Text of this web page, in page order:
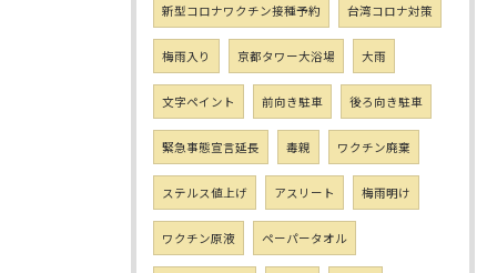
新型コロナワクチン接種予約 台湾コロナ対策
梅雨入り 京都タワー大浴場 大雨
文字ペイント 前向き駐車 後ろ向き駐車
緊急事態宣言延長 毒親 ワクチン廃棄
ステルス値上げ アスリート 梅雨明け
ワクチン原液 ペーパータオル